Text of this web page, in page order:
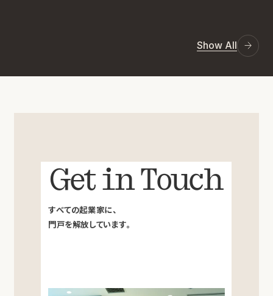
Show All
Get in Touch
すべての起業家に、
門戸を解放しています。